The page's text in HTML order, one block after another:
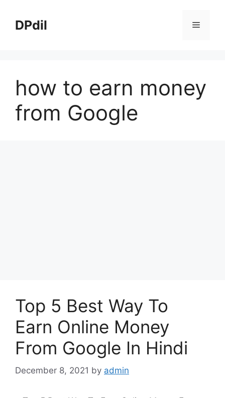
contentDPdil Menu
how to earn money
from Google
Top 5 Best Way To
Earn Online Money
From Google In Hindi
December 8, 2021 by admin